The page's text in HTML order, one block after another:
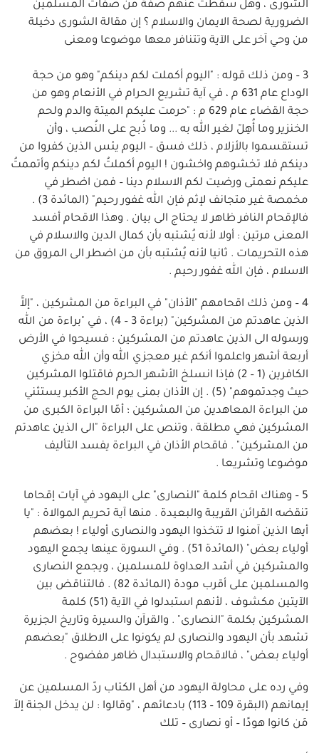
الشورى ، وهل سقطت عنهم صفة من صفات المسلمين
الضرورية لصحة الايمان والاسلام ؟ إن مقالة الشورى دخيلة
من وحي آخر على الآية وتتنافر معها موضوعا ومعنى
3 – ومن ذلك قوله : "اليوم أكملت لكم دينكم" وهو من حجة
الوداع عام 631 م ، في آية تشريع الحرام في الأنعام وهو من
حجة القضاء عام 629 م : "حرمت عليكم الميتة والدم ولحم
الخنزير وما أُهِلّ لغير الله به ... وما ذُبح على النُصب ، وأن
تستقسموا بالأزلام ، ذلك فسق – اليوم يئس الذين كفروا من
دينكم فلا تخشوهم واخشون ! اليوم أكملتُ لكم دينكم وأتممتُ
عليكم نعمتى ورضيت لكم الاسلام دينا – فمن اضطر في
مخمصة غير متجانف لإثم فإن الله غفور رحيم" (المائدة 3) .
فالإقحام النافر ظاهر لا يحتاج الى بيان . وهذا الاقحام أفسد
المعنى مرتين : أولا لأنه يُشتبه بأن كمال الدين والاسلام في
هذه التحريمات . ثانيا لأنه يُشتبه بأن من اضطر الى المروق من
الاسلام ، فإن الله غفور رحيم .
4 – ومن ذلك اقحامهم "الأذان" في البراءة من المشركين ، "إلاَّ
الذين عاهدتم من المشركين" (براءة 3 – 4) ، في "براءة من الله
ورسوله الى الذين عاهدتم من المشركين : فسيحوا في الأرض
أربعة أشهر واعلموا أنكم غير معجزي الله وأن الله مخزي
الكافرين (1 – 2) فإذا انسلخ الأشهر الحرم فاقتلوا المشركين
حيث وجدتموهم" (5) . إن الأذان بمنى يوم الحج الأكبر يستثني
من البراءة المعاهدين من المشركين ؛ أمّا البراءة الكبرى من
المشركين فهي مطلقة ، وتنص على البراءة "الى الذين عاهدتم
من المشركين" . فاقحام الأذان في البراءة يفسد التأليف
موضوعا وتشريعا .
5 – وهناك اقحام كلمة "النصارى" على اليهود في آيات إقحاما
تنقضه القرائن القريبة والبعيدة . منها آية تحريم الموالاة : "يا
أيها الذين آمنوا لا تتخذوا اليهود والنصارى أولياء ! بعضهم
أولياء بعض" (المائدة 51) . وفي السورة عينها يجمع اليهود
والمشركين في أشد العداوة للمسلمين ، ويجمع النصارى
والمسلمين على أقرب مودة (المائدة 82) . فالتناقض بين
الآيتين مكشوف ، لأنهم استبدلوا في الآية (51) كلمة
المشركين بكلمة "النصارى" . والقرآن والسيرة وتاريخ الجزيرة
تشهد بأن اليهود والنصارى لم يكونوا على الاطلاق "بعضهم
أولياء بعض" ، فالاقحام والاستبدال ظاهر مفضوح .
وفي رده على محاولة اليهود من أهل الكتاب ردّ المسلمين عن
إيمانهم (البقرة 109 – 113) بادعائهم ، "وقالوا : لن يدخل الجنة إلاّ
مَن كانوا هودًا – أو نصارى – تلك